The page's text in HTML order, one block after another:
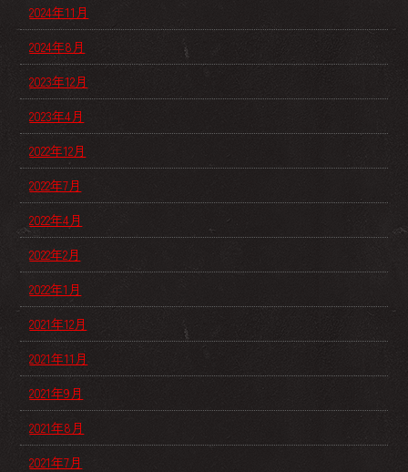
2024年11月
2024年8月
2023年12月
2023年4月
2022年12月
2022年7月
2022年4月
2022年2月
2022年1月
2021年12月
2021年11月
2021年9月
2021年8月
2021年7月